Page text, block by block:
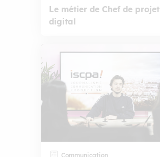
Le métier de Chef de projet
digital
Communication